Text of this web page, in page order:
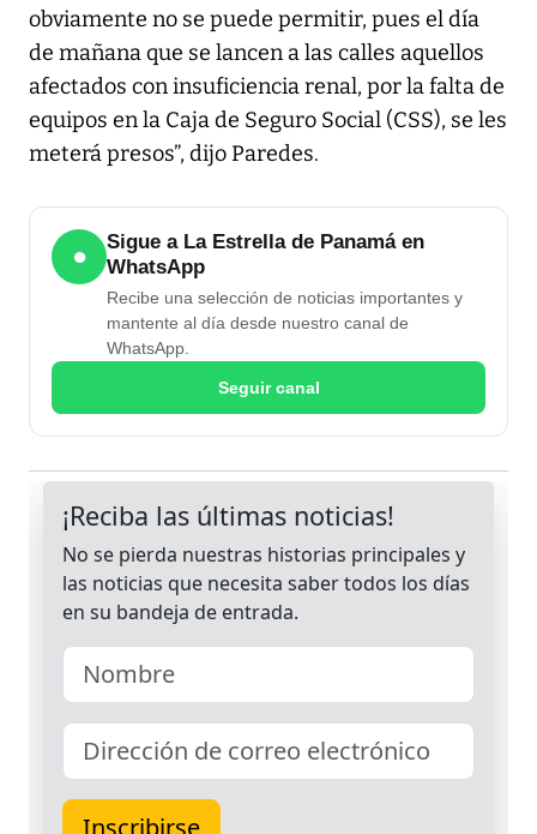
obviamente no se puede permitir, pues el día
de mañana que se lancen a las calles aquellos
afectados con insuficiencia renal, por la falta de
equipos en la Caja de Seguro Social (CSS), se les
meterá presos”, dijo Paredes.
●
Sigue a La Estrella de Panamá en
WhatsApp
Recibe una selección de noticias importantes y
mantente al día desde nuestro canal de
WhatsApp.
Seguir canal